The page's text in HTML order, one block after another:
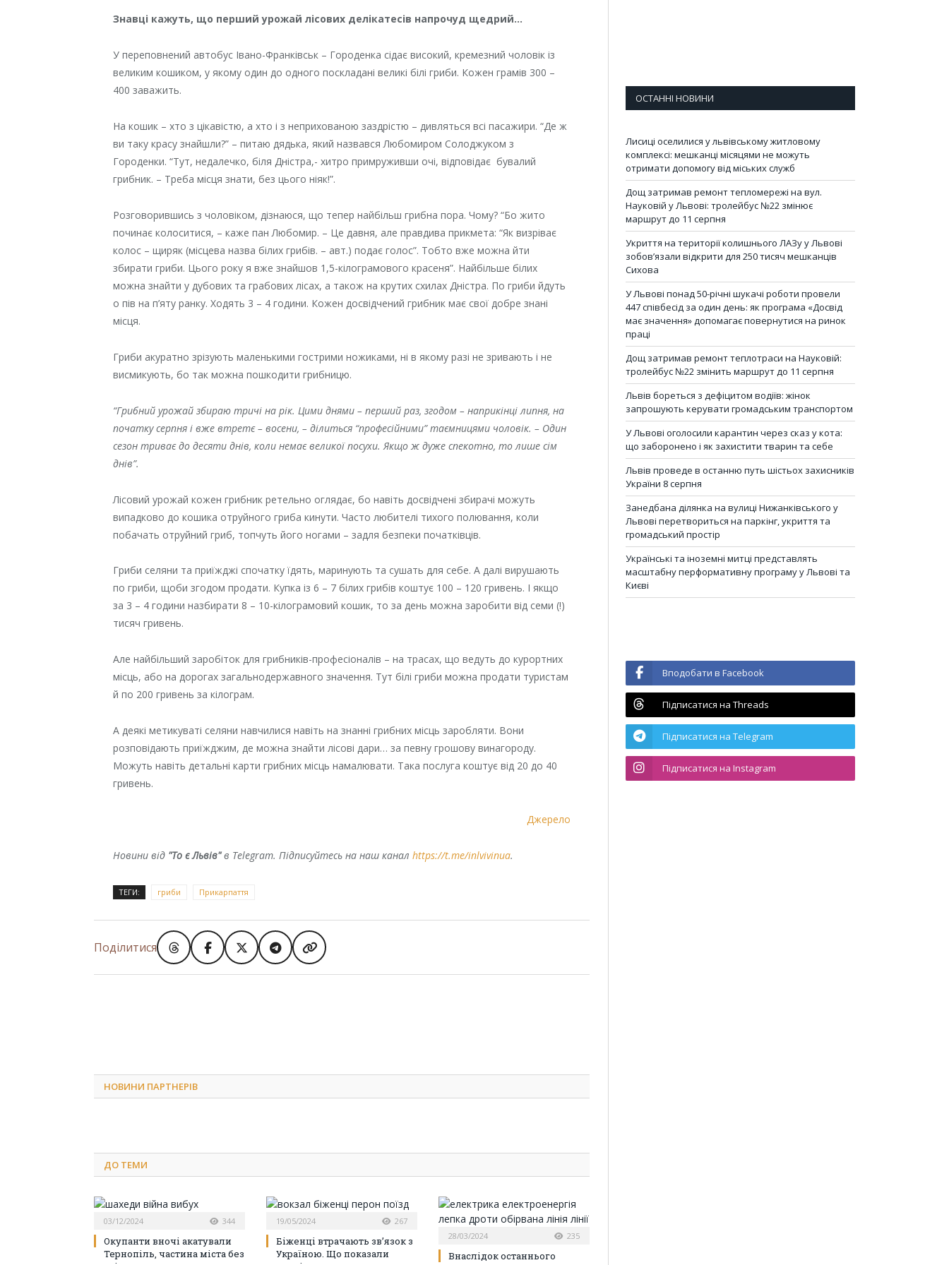
Знавці кажуть, що перший урожай лісових делікатесів напрочуд щедрий…
У переповнений автобус Івано-Франківськ – Городенка сідає високий, кремезний чоловік із
великим кошиком, у якому один до одного поскладані великі білі гриби. Кожен грамів 300 –
400 заважить.
На кошик – хто з цікавістю, а хто і з неприхованою заздрістю – дивляться всі пасажири. “Де ж
ви таку красу знайшли?” – питаю дядька, який назвався Любомиром Солоджуком з
Городенки. “Тут, недалечко, біля Дністра,- хитро примруживши очі, відповідає бувалий
грибник. – Треба місця знати, без цього ніяк!”.
Розговорившись з чоловіком, дізнаюся, що тепер найбільш грибна пора. Чому? “Бо жито
починає колоситися, – каже пан Любомир. – Це давня, але правдива прикмета: “Як визріває
колос – щиряк (місцева назва білих грибів. – авт.) подає голос”. Тобто вже можна йти
збирати гриби. Цього року я вже знайшов 1,5-кілограмового красеня”. Найбільше білих
можна знайти у дубових та грабових лісах, а також на крутих схилах Дністра. По гриби йдуть
о пів на п’яту ранку. Ходять 3 – 4 години. Кожен досвідчений грибник має свої добре знані
місця.
Гриби акуратно зрізують маленькими гострими ножиками, ні в якому разі не зривають і не
висмикують, бо так можна пошкодити грибницю.
“Грибний урожай збираю тричі на рік. Цими днями – перший раз, згодом – наприкінці липня, на
початку серпня і вже втретє – восени, – ділиться “професійними” таємницями чоловік. – Один
сезон триває до десяти днів, коли немає великої посухи. Якщо ж дуже спекотно, то лише сім
днів”.
Лісовий урожай кожен грибник ретельно оглядає, бо навіть досвідчені збирачі можуть
випадково до кошика отруйного гриба кинути. Часто любителі тихого полювання, коли
побачать отруйний гриб, топчуть його ногами – задля безпеки початківців.
Гриби селяни та приїжджі спочатку їдять, маринують та сушать для себе. А далі вирушають
по гриби, щоби згодом продати. Купка із 6 – 7 білих грибів коштує 100 – 120 гривень. І якщо
за 3 – 4 години назбирати 8 – 10-кілограмовий кошик, то за день можна заробити від семи (!)
тисяч гривень.
Але найбільший заробіток для грибників-професіоналів – на трасах, що ведуть до курортних
місць, або на дорогах загальнодержавного значення. Тут білі гриби можна продати туристам
й по 200 гривень за кілограм.
А деякі метикуваті селяни навчилися навіть на знанні грибних місць заробляти. Вони
розповідають приїжджим, де можна знайти лісові дари… за певну грошову винагороду.
Можуть навіть детальні карти грибних місць намалювати. Така послуга коштує від 20 до 40
гривень.
Джерело
Новини від "То є Львів"в Telegram. Підписуйтесь на наш каналhttps://t.me/inlvivinua.
ТЕГИ: гриби Прикарпаття
Поділитися
НОВИНИ ПАРТНЕРІВ
ДО ТЕМИ
03/12/2024 344
Окупанти вночі акатували
Тернопіль, частина міста без
19/05/2024 267
Біженці втрачають зв’язок з
Україною. Що показали
28/03/2024 235
Внаслідок останнього
ОСТАННІ НОВИНИ
Лисиці оселилися у львівському житловому
комплексі: мешканці місяцями не можуть
отримати допомогу від міських служб
Дощ затримав ремонт тепломережі на вул.
Науковій у Львові: тролейбус №22 змінює
маршрут до 11 серпня
Укриття на території колишнього ЛАЗу у Львові
зобов’язали відкрити для 250 тисяч мешканців
Сихова
У Львові понад 50-річні шукачі роботи провели
447 співбесід за один день: як програма «Досвід
має значення» допомагає повернутися на ринок
праці
Дощ затримав ремонт теплотраси на Науковій:
тролейбус №22 змінить маршрут до 11 серпня
Львів бореться з дефіцитом водіїв: жінок
запрошують керувати громадським транспортом
У Львові оголосили карантин через сказ у кота:
що заборонено і як захистити тварин та себе
Львів проведе в останню путь шістьох захисників
України 8 серпня
Занедбана ділянка на вулиці Нижанківського у
Львові перетвориться на паркінг, укриття та
громадський простір
Українські та іноземні митці представлять
масштабну перформативну програму у Львові та
Києві
Вподобати в Facebook
Підписатися на Threads
Підписатися на Telegram
Підписатися на Instagram